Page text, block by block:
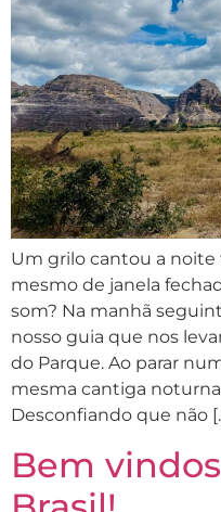
Um grilo cantou a noite
mesmo de janela
som? Na manhã
nosso guia que nos
do Parque. Ao parar
mesma cantiga
Desconfiando que não
Bem